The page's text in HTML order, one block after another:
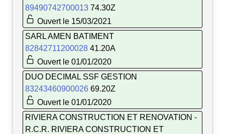
89490742700013 74.30Z
Ouvert le 15/03/2021
SARL AMEN BATIMENT
82842711200028 41.20A
Ouvert le 01/01/2020
DUO DECIMAL SSF GESTION
83243460900026 69.20Z
Ouvert le 01/01/2020
RIVIERA CONSTRUCTION ET RENOVATION -
R.C.R. RIVIERA CONSTRUCTION ET